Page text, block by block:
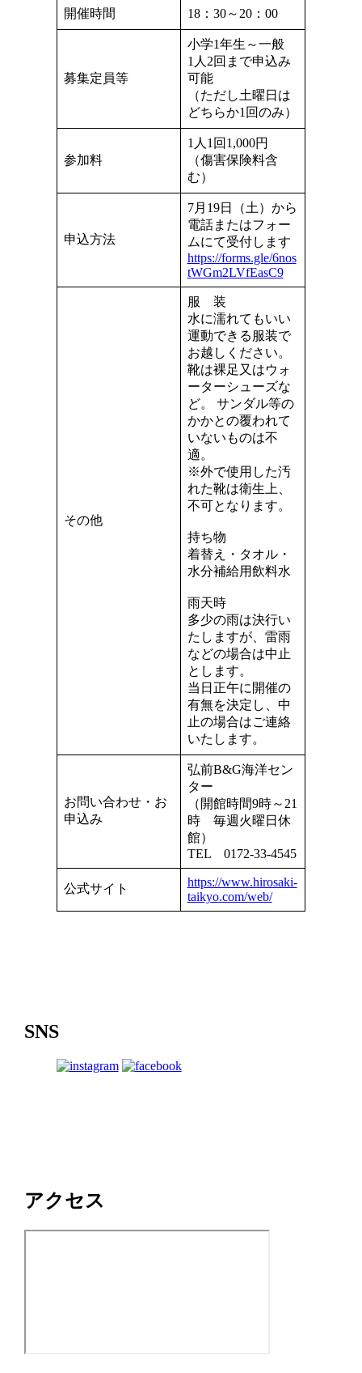
開催時間 18：30～20：00
募集定員等
小学1年生～一般
1人2回まで申込み
可能
（ただし土曜日は
どちらか1回のみ）
参加料
1人1回1,000円
（傷害保険料含
む）
申込方法
7月19日（土）から
電話またはフォー
ムにて受付します
https://forms.gle/6nos
tWGm2LVfEasC9
その他
服 装
水に濡れてもいい
運動できる服装で
お越しください。
靴は裸足又はウォ
ーターシューズな
ど。 サンダル等の
かかとの覆われて
いないものは不
適。
※外で使用した汚
れた靴は衛生上、
不可となります。
持ち物
着替え・タオル・
水分補給用飲料水
雨天時
多少の雨は決行い
たしますが、雷雨
などの場合は中止
とします。
当日正午に開催の
有無を決定し、中
止の場合はご連絡
いたします。
お問い合わせ・お
申込み
弘前B&G海洋セン
ター
（開館時間9時～21
時 毎週火曜日休
館）
TEL 0172-33-4545
公式サイト
https://www.hirosaki-
taikyo.com/web/
SNS
アクセス